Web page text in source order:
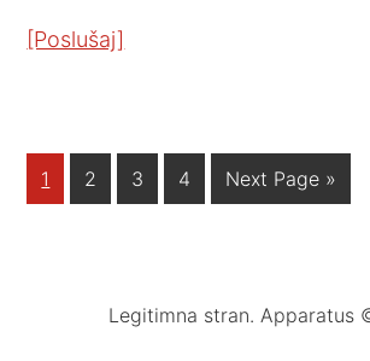
[Poslušaj]
1 2 3 4 Next Page »
Legitimna stran. Apparatus